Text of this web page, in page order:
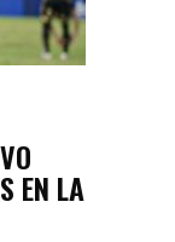
EN LA